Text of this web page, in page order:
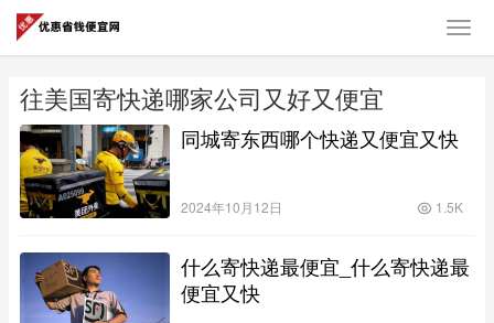
往美国寄快递哪家公司又好又便宜
同城寄东西哪个快递又便宜又快
2024年10月12日 1.5K
什么寄快递最便宜_什么寄快递最
便宜又快